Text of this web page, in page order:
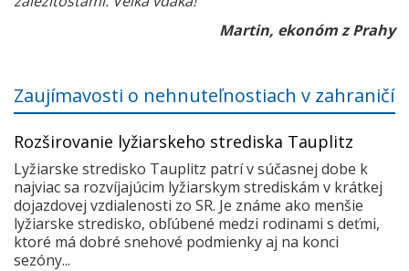
Martin, ekonóm z Prahy
Zaujímavosti o nehnuteľnostiach v zahraničí
Rozširovanie lyžiarskeho strediska Tauplitz
Lyžiarske stredisko Tauplitz patrí v súčasnej dobe k
najviac sa rozvíjajúcim lyžiarskym strediskám v krátkej
dojazdovej vzdialenosti zo SR. Je známe ako menšie
lyžiarske stredisko, obľúbené medzi rodinami s deťmi,
ktoré má dobré snehové podmienky aj na konci
sezóny...